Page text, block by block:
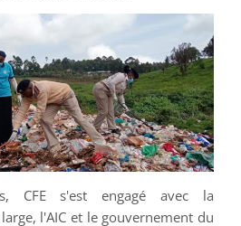
CFE s'est engagé avec la
l'AIC et le gouvernement du